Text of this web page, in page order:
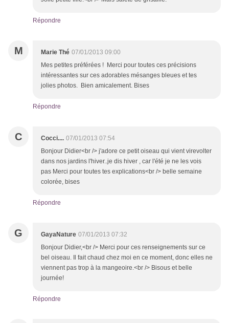
Répondre
M Marie Thé 07/01/2013 09:00
Mes petites préférées ! Merci pour toutes ces précisions
intéressantes sur ces adorables mésanges bleues et tes
jolies photos. Bien amicalement. Bises
Répondre
C Cocci.... 07/01/2013 07:54
Bonjour Didier<br /> j'adore ce petit oiseau qui vient virevolter
dans nos jardins l'hiver..je dis hiver , car l'été je ne les vois
pas Merci pour toutes tes explications<br /> belle semaine
colorée, bises
Répondre
G GayaNature 07/01/2013 07:32
Bonjour Didier,<br /> Merci pour ces renseignements sur ce
bel oiseau. Il fait chaud chez moi en ce moment, donc elles ne
viennent pas trop à la mangeoire.<br /> Bisous et belle
journée!
Répondre